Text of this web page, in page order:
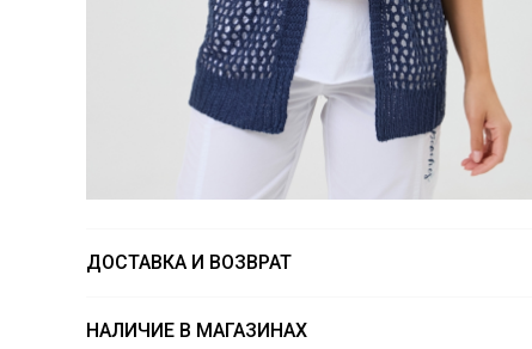
ДОСТАВКА И ВОЗВРАТ
НАЛИЧИЕ В МАГАЗИНАХ